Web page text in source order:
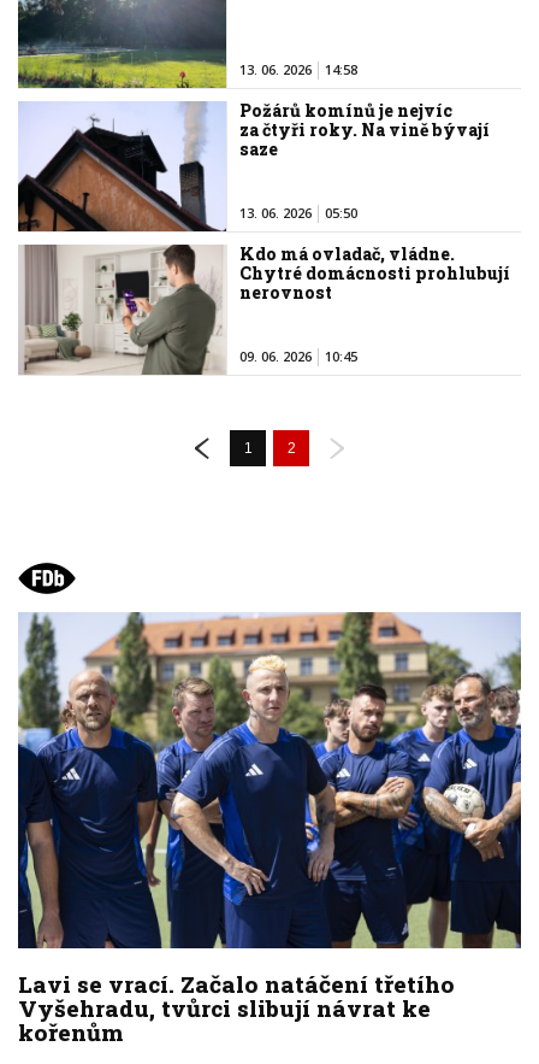
13. 06. 2026 14:58
Požárů komínů je nejvíc
za čtyři roky. Na vině bývají
saze
13. 06. 2026 05:50
Kdo má ovladač, vládne.
Chytré domácnosti prohlubují
nerovnost
09. 06. 2026 10:45
1 2
Lavi se vrací. Začalo natáčení třetího
Vyšehradu, tvůrci slibují návrat ke
kořenům